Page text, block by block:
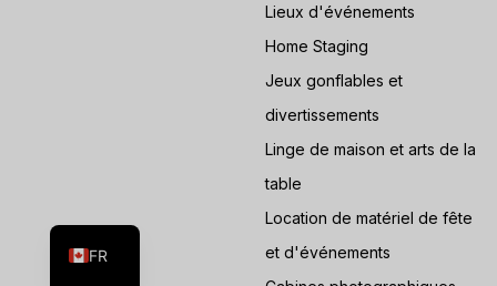
Lieux d'événements
Home Staging
Jeux gonflables et
divertissements
Linge de maison et arts de la
table
Location de matériel de fête
et d'événements
FR